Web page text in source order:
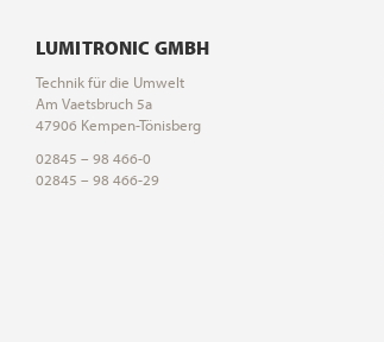
LUMITRONIC GMBH
Technik für die Umwelt
Am Vaetsbruch 5a
47906 Kempen-Tönisberg
02845 – 98 466-0
02845 – 98 466-29